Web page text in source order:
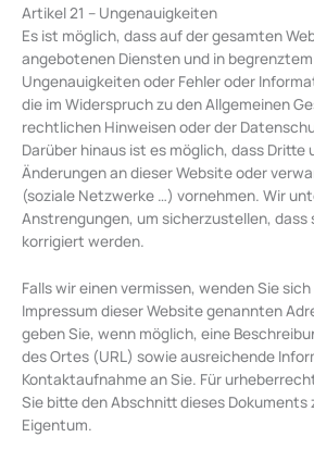
Artikel 21 – Ungenauigkeiten
Es ist möglich, dass auf der gesamten
angebotenen Diensten und in
Ungenauigkeiten oder Fehler oder
die im Widerspruch zu den Allgemeinen
rechtlichen Hinweisen oder der
Darüber hinaus ist es möglich, dass Dritte
Änderungen an dieser Website oder
(soziale Netzwerke …) vornehmen. Wir
Anstrengungen, um sicherzustellen, dass
korrigiert werden.
Falls wir einen vermissen, wenden Sie
Impressum dieser Website genannten
geben Sie, wenn möglich, eine
des Ortes (URL) sowie ausreichende
Kontaktaufnahme an Sie. Für
Sie bitte den Abschnitt dieses Dokuments
Eigentum.